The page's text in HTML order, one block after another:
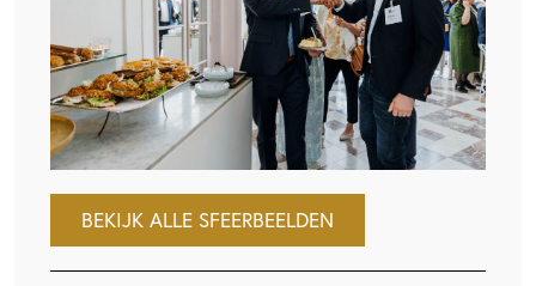
BEKIJK ALLE SFEERBEELDEN